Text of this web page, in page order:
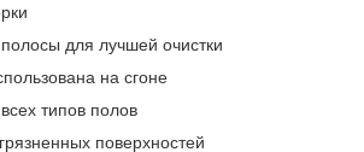
для лучшей очистки
на сгоне
типов полов
поверхностей